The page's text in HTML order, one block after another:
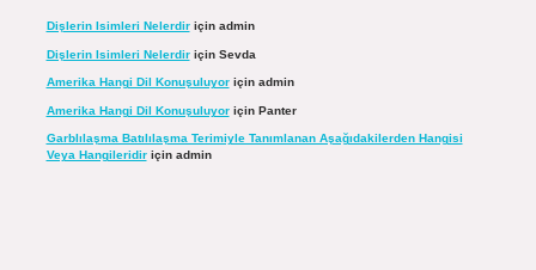
Dişlerin Isimleri Nelerdiriçin admin
Dişlerin Isimleri Nelerdiriçin Sevda
Amerika Hangi Dil Konuşuluyoriçin admin
Amerika Hangi Dil Konuşuluyoriçin Panter
Garblılaşma Batılılaşma Terimiyle Tanımlanan Aşağıdakilerden Hangisi
Veya Hangileridiriçin admin